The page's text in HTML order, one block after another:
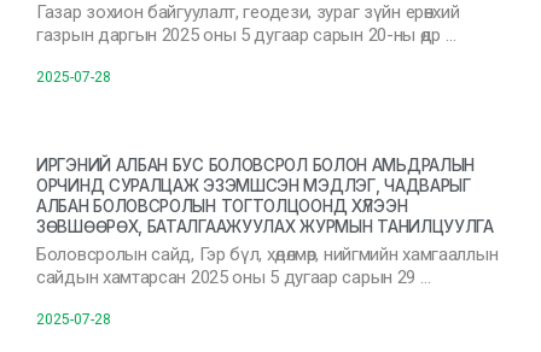
Газар зохион байгуулалт, геодези, зураг зүйн ерөнхий
газрын даргын 2025 оны 5 дугаар сарын 20-ны өдр …
2025-07-28
ИРГЭНИЙ АЛБАН БУС БОЛОВСРОЛ БОЛОН АМЬДРАЛЫН
ОРЧИНД СУРАЛЦАЖ ЭЗЭМШСЭН МЭДЛЭГ, ЧАДВАРЫГ
АЛБАН БОЛОВСРОЛЫН ТОГТОЛЦООНД ХҮЛЭЭН
ЗӨВШӨӨРӨХ, БАТАЛГААЖУУЛАХ ЖУРМЫН ТАНИЛЦУУЛГА
Боловсролын сайд, Гэр бүл, хөдөлмөр, нийгмийн хамгааллын
сайдын хамтарсан 2025 оны 5 дугаар сарын 29 …
2025-07-28